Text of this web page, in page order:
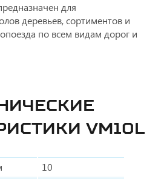
для
деревьев, сортиментов и
по всем видам дорог и
VM10L
10